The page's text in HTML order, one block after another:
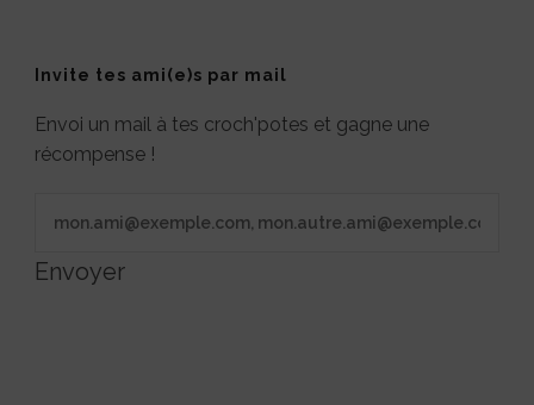
Invite tes ami(e)s par mail
Envoi un mail à tes croch'potes et gagne une
récompense !
Envoyer